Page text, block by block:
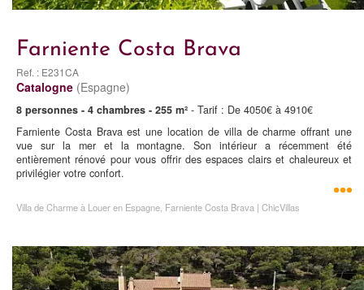
Farniente Costa Brava
Ref. : E231CA
Catalogne (Espagne)
8 personnes - 4 chambres - 255 m² - Tarif : De 4050€ à 4910€
Farniente Costa Brava est une location de villa de charme offrant une
vue sur la mer et la montagne. Son intérieur a récemment été
entièrement rénové pour vous offrir des espaces clairs et chaleureux et
privilégier votre confort.
Villa de Charme à Louer en Espagne, Farniente Costa Brava | ChicVillas